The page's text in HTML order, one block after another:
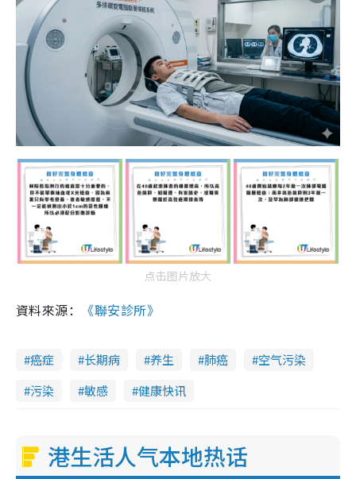
点击图片放大
資料來源： 《聯安診所》
癌症 长期病 养生 肺癌
空气污染
污染
敏感 健康快讯
港生活人气本地热话